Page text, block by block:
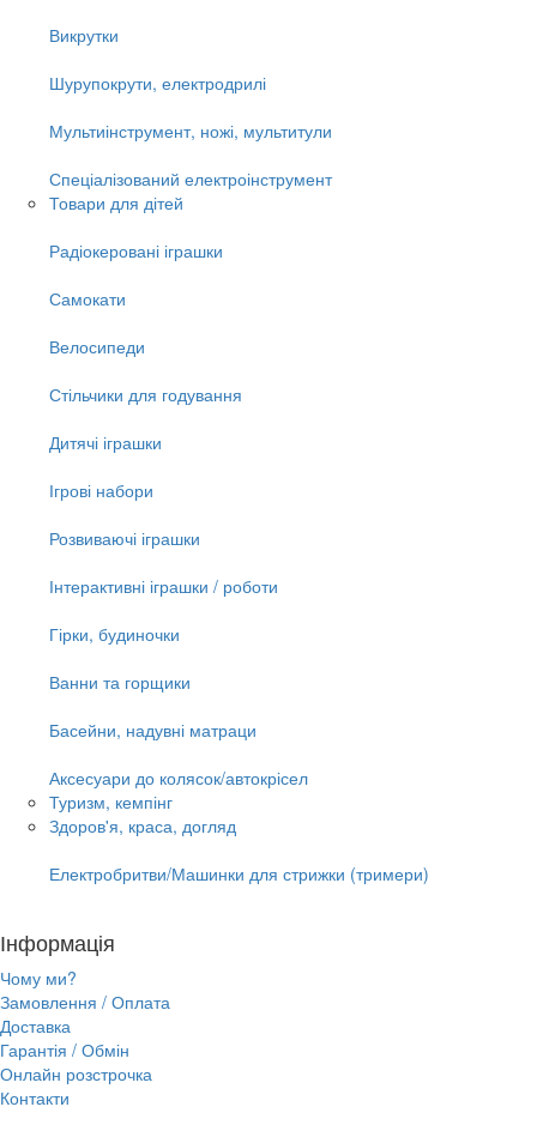
Викрутки
Шурупокрути, електродрилі
Мультиінструмент, ножі, мультитули
Спеціалізований електроінструмент
Товари для дітей
Радіокеровані іграшки
Самокати
Велосипеди
Стільчики для годування
Дитячі іграшки
Ігрові набори
Розвиваючі іграшки
Інтерактивні іграшки / роботи
Гірки, будиночки
Ванни та горщики
Басейни, надувні матраци
Аксесуари до колясок/автокрісел
Туризм, кемпінг
Здоров'я, краса, догляд
Електробритви/Машинки для стрижки (тримери)
Інформація
Чому ми?
Замовлення / Оплата
Доставка
Гарантія / Обмін
Онлайн розстрочка
Контакти